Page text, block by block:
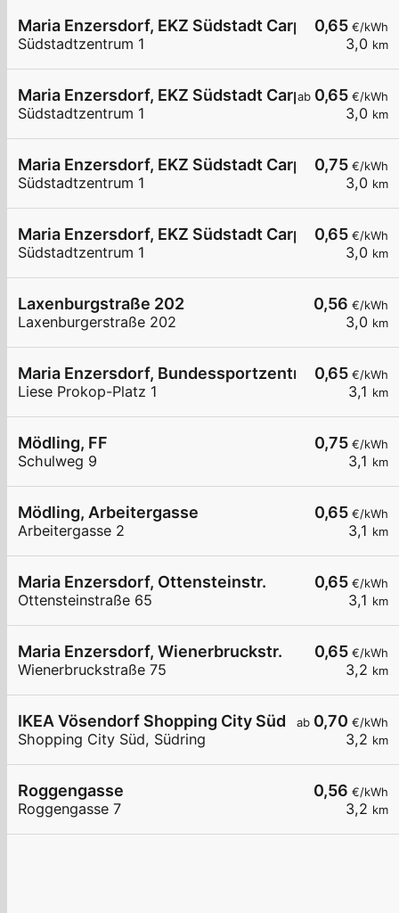
0,65 €/kWh
3,0 km
Maria Enzersdorf, EKZ Südstadt Carport
Südstadtzentrum 1
ab 0,65 €/kWh
3,0 km
Maria Enzersdorf, EKZ Südstadt Carport
Südstadtzentrum 1
0,75 €/kWh
3,0 km
Maria Enzersdorf, EKZ Südstadt Carport
Südstadtzentrum 1
0,65 €/kWh
3,0 km
Maria Enzersdorf, EKZ Südstadt Carport
Südstadtzentrum 1
0,56 €/kWh
3,0 km
Laxenburgstraße 202
Laxenburgerstraße 202
0,65 €/kWh
3,1 km
Maria Enzersdorf, Bundessportzentrum Südstadt
Liese Prokop-Platz 1
0,75 €/kWh
3,1 km
Mödling, FF
Schulweg 9
0,65 €/kWh
3,1 km
Mödling, Arbeitergasse
Arbeitergasse 2
0,65 €/kWh
3,1 km
Maria Enzersdorf, Ottensteinstr.
Ottensteinstraße 65
0,65 €/kWh
3,2 km
Maria Enzersdorf, Wienerbruckstr.
Wienerbruckstraße 75
ab 0,70 €/kWh
3,2 km
IKEA Vösendorf Shopping City Süd
Shopping City Süd, Südring
0,56 €/kWh
3,2 km
Roggengasse
Roggengasse 7